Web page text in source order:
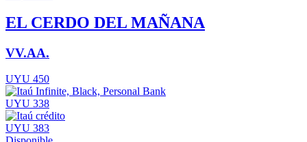
EL CERDO DEL MAÑANA
VV.AA.
UYU 450
UYU 338
UYU 383